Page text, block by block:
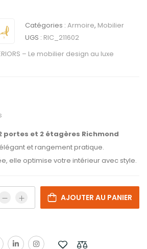
Catégories : Armoire, Mobilier
UGS : RIC_211602
– Le mobilier design au luxe
portes et 2 étagères Richmond
et rangement pratique.
elle optimise votre intérieur avec style.
AJOUTER AU PANIER